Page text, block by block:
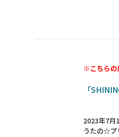
※こちらの
「
2023年7月
うたの☆プ